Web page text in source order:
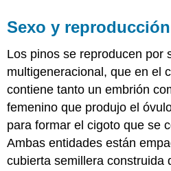
Sexo y reproducción
Los pinos se reproducen por
multigeneracional, que en el
contiene tanto un embrión
femenino que produjo el
para formar el cigoto que se
Ambas entidades están
cubierta semillera construida